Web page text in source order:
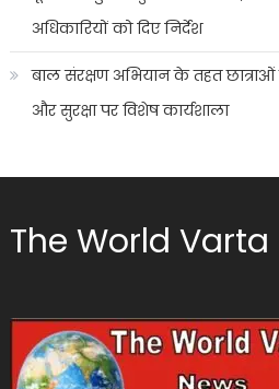
अधिकारियों को दिए निर्देश
बाल संरक्षण अभियान के तहत
और सुरक्षा पर विशेष कार्यशाला
The World Varta